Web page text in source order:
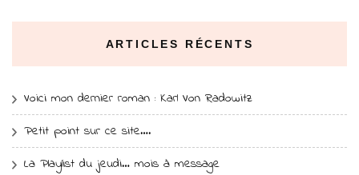
ARTICLES RÉCENTS
Voici mon dernier roman : Karl Von Radowitz
Petit point sur ce site….
La Playlist du jeudi… mois à message